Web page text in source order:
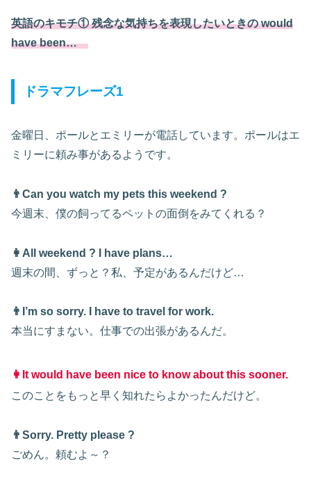
英語のキモチ① 残念な気持ちを表現したいときの would
have been…
ドラマフレーズ1
金曜日、ポールとエミリーが電話しています。ポールはエ
ミリーに頼み事があるようです。
👨Can you watch my pets this weekend ?
今週末、僕の飼ってるペット の面倒 をみてくれる？
👩All weekend ? I have plans…
週末の間、ずっと？私、予定があるんだけど…
👨I’m so sorry. I have to travel for work.
本当にすまない。仕事での出張があるんだ。
👩It would have been nice to know about this sooner.
このことをもっと早く知れたらよかったんだけど。
👨Sorry. Pretty please ?
ごめん。頼むよ～？